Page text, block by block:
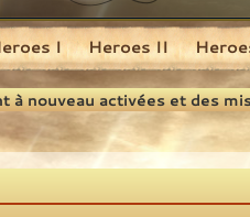
I Heroes II
à nouveau activées et des